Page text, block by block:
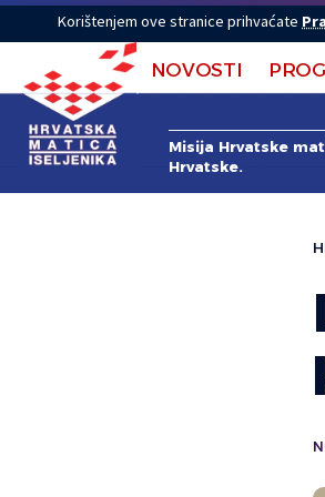
Korištenjem ove stranice prihvaćate
NOVOSTI
Misija Hrvatske
Hrvatske.